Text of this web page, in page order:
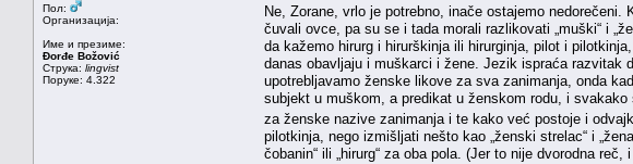
Пол:
Организација:
Име и презиме:
Đorđe Božović
Струка: lingvist
Поруке: 4.322
Ne, Zorane, vrlo je potrebno, inače ostajemo nedorečeni.
čuvali ovce, pa su se i tada morali razlikovati „muški“ i
da kažemo hirurg i hirurškinja ili hirurginja, pilot i
danas obavljaju i muškarci i žene. Jezik ispraća
upotrebljavamo ženske likove za sva zanimanja, onda
subjekt u muškom, a predikat u ženskom rodu, i svakako
za ženske nazive zanimanja i te kako već postoje i
pilotkinja, nego izmišljati nešto kao „ženski strelac“ i
čobanin“ ili „hirurg“ za oba pola. (Jer to nije dvorodna